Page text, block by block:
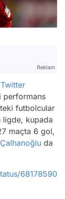
Reklam
Twitter
performans
futbolcular
ligde, kupada
maçta 6 gol,
da
68178590